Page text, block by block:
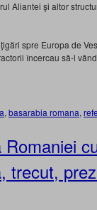
Aliantei şi altor
spre Europa de
încercau să-l
, basarabia romana,
trecut,